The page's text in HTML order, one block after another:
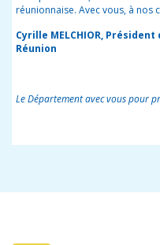
réunionnaise. Avec vous, à nos
Cyrille MELCHIOR,
Réunion
Le Département avec vous pour